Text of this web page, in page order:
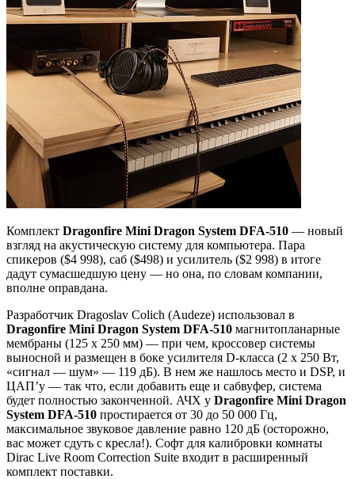
Комплект Dragonfire Mini Dragon System DFA-510 — новый
взгляд на акустическую систему для компьютера. Пара
спикеров ($4 998), саб ($498) и усилитель ($2 998) в итоге
дадут сумасшедшую цену — но она, по словам компании,
вполне оправдана.
Разработчик Dragoslav Colich (Audeze) использовал в
Dragonfire Mini Dragon System DFA-510 магнитопланарные
мембраны (125 х 250 мм) — при чем, кроссовер системы
выносной и размещен в боке усилителя D-класса (2 х 250 Вт,
«сигнал — шум» — 119 дБ). В нем же нашлось место и DSP, и
ЦАП’у — так что, если добавить еще и сабвуфер, система
будет полностью законченной. АЧХ у Dragonfire Mini Dragon
System DFA-510 простирается от 30 до 50 000 Гц,
максимальное звуковое давление равно 120 дБ (осторожно,
вас может сдуть с кресла!). Софт для калибровки комнаты
Dirac Live Room Correction Suite входит в расширенный
комплект поставки.